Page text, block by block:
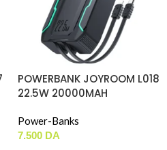
POWERBANK JOYROOM L018
22.5W 20000MAH
Power-Banks
7.500 DA